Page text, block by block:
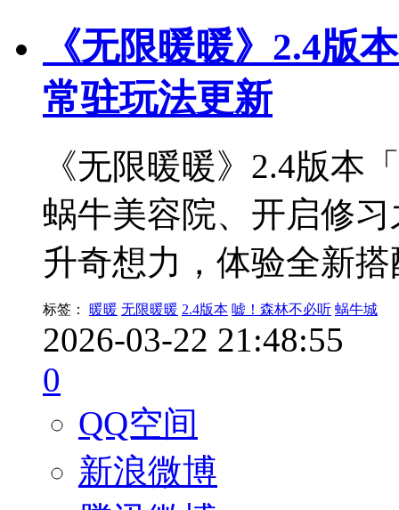
《无限暖暖》2.4版
常驻玩法更新
《无限暖暖》2.4版本
蜗牛美容院、开启修
升奇想力，体验全新
标签： 暖暖 无限暖暖 2.4版本 嘘！森林不必听 蜗牛城
2026-03-22 21:48:55
0
QQ空间
新浪微博